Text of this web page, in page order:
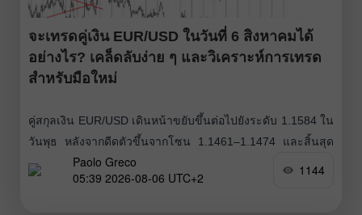
จะเทรดคู่เงิน EUR/USD ในวันที่ 6 สิงหาคมได้
อย่างไร? เคล็ดลับง่าย ๆ และวิเคราะห์การเทรด
สำหรับมือใหม่
คู่สกุลเงิน EUR/USD เดินหน้าขยับขึ้นต่อไปยังระดับ 1.1584 ใน
วันพุธ หลังจากดีดตัวขึ้นจากโซน 1.1461–1.1474 และสิ้นสุด
ภาวะเคลื่อนไหวแบบ sideway ที่กินเวลาประมาณหนึ่งเดือน ดัง
นั้น การปรับตัวขึ้นของยูโรจึงยังคงเป็นไปอย่างมีเหตุผลครบถ้วน
Paolo Greco
05:39 2026-08-06 UTC+2
1144